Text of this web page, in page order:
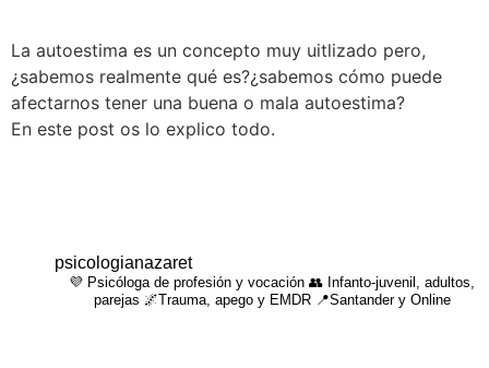
La autoestima es un concepto muy uitlizado pero,
¿sabemos realmente qué es?¿sabemos cómo puede
afectarnos tener una buena o mala autoestima?
En este post os lo explico todo.
psicologianazaret
💜 Psicóloga de profesión y vocación 👥 Infanto-juvenil, adultos,
parejas 🌌Trauma, apego y EMDR 📍Santander y Online